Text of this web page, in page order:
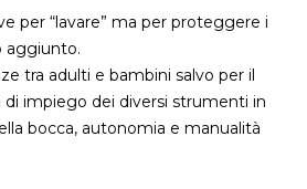
per “lavare” ma per proteggere i
aggiunto.
tra adulti e bambini salvo per il
di impiego dei diversi strumenti in
bocca, autonomia e manualità